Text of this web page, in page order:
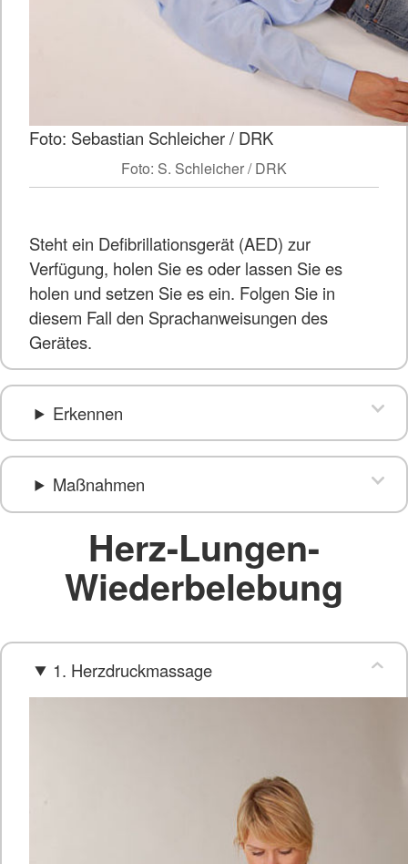
Foto: Sebastian Schleicher / DRK
Foto: S. Schleicher / DRK
Steht ein Defibrillationsgerät (AED) zur
Verfügung, holen Sie es oder lassen Sie es
holen und setzen Sie es ein. Folgen Sie in
diesem Fall den Sprachanweisungen des
Gerätes.
Erkennen
Maßnahmen
Herz-Lungen-
Wiederbelebung
1. Herzdruckmassage